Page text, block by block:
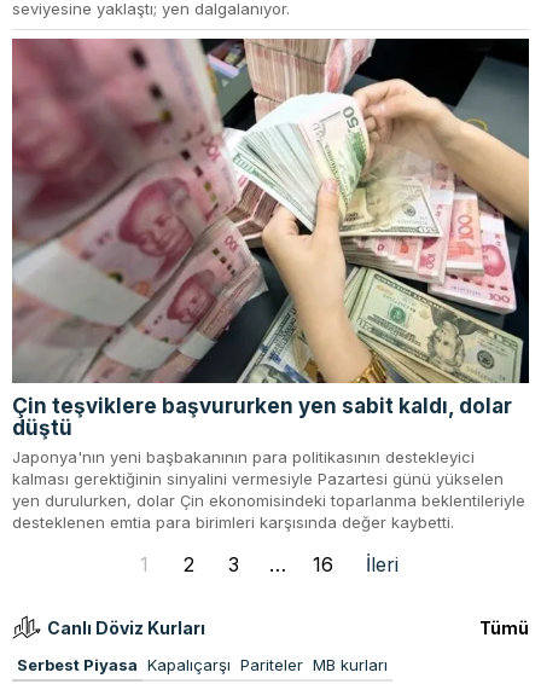
seviyesine yaklaştı; yen dalgalanıyor.
Çin teşviklere başvururken yen sabit kaldı, dolar
düştü
Japonya'nın yeni başbakanının para politikasının destekleyici
kalması gerektiğinin sinyalini vermesiyle Pazartesi günü yükselen
yen durulurken, dolar Çin ekonomisindeki toparlanma beklentileriyle
desteklenen emtia para birimleri karşısında değer kaybetti.
1 2 3 … 16 İleri
Canlı Döviz Kurları Tümü
Serbest Piyasa Kapalıçarşı Pariteler MB kurları